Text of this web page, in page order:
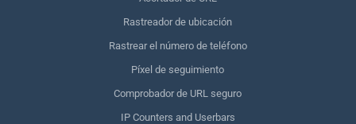
Rastreador de ubicación
Rastrear el número de teléfono
Píxel de seguimiento
Comprobador de URL seguro
IP Counters and Userbars